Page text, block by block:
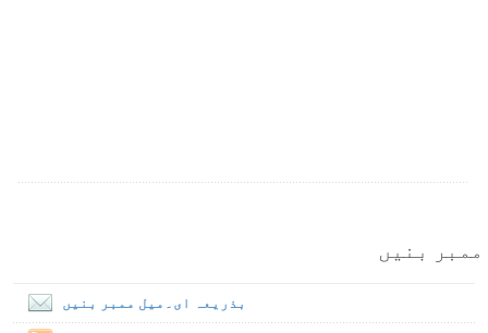
ممبر بنیں
بذریعہ ای۔میل ممبر بنیں